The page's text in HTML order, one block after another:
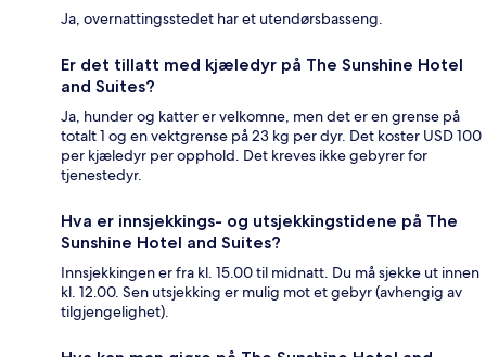
Ja, overnattingsstedet har et utendørsbasseng.
Er det tillatt med kjæledyr på The Sunshine Hotel
and Suites?
Ja, hunder og katter er velkomne, men det er en grense på
totalt 1 og en vektgrense på 23 kg per dyr. Det koster USD 100
per kjæledyr per opphold. Det kreves ikke gebyrer for
tjenestedyr.
Hva er innsjekkings- og utsjekkingstidene på The
Sunshine Hotel and Suites?
Innsjekkingen er fra kl. 15.00 til midnatt. Du må sjekke ut innen
kl. 12.00. Sen utsjekking er mulig mot et gebyr (avhengig av
tilgjengelighet).